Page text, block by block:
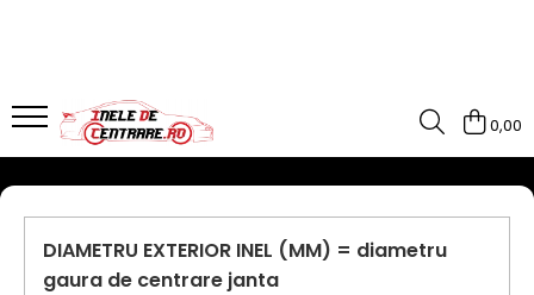
0,00
DIAMETRU EXTERIOR INEL (MM) = diametru
gaura de centrare janta